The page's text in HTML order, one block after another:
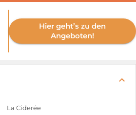
Hier geht’s zu den
Angeboten!
La Ciderée